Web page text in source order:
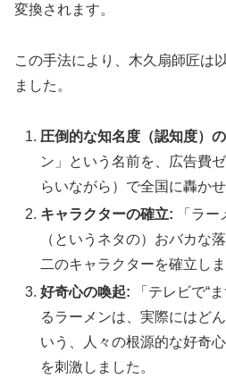
変換されます。
この手法により、木久扇師匠は
ました。
圧倒的な知名度（認知度）
ン」という名前を、広告費
らいながら）で全国に轟かせ
キャラクターの確立: 「ラー
（というネタの）おバカな
二のキャラクターを確立しま
好奇心の喚起: 「テレビで“
るラーメンは、実際にはど
いう、人々の根源的な好奇
を刺激しました。